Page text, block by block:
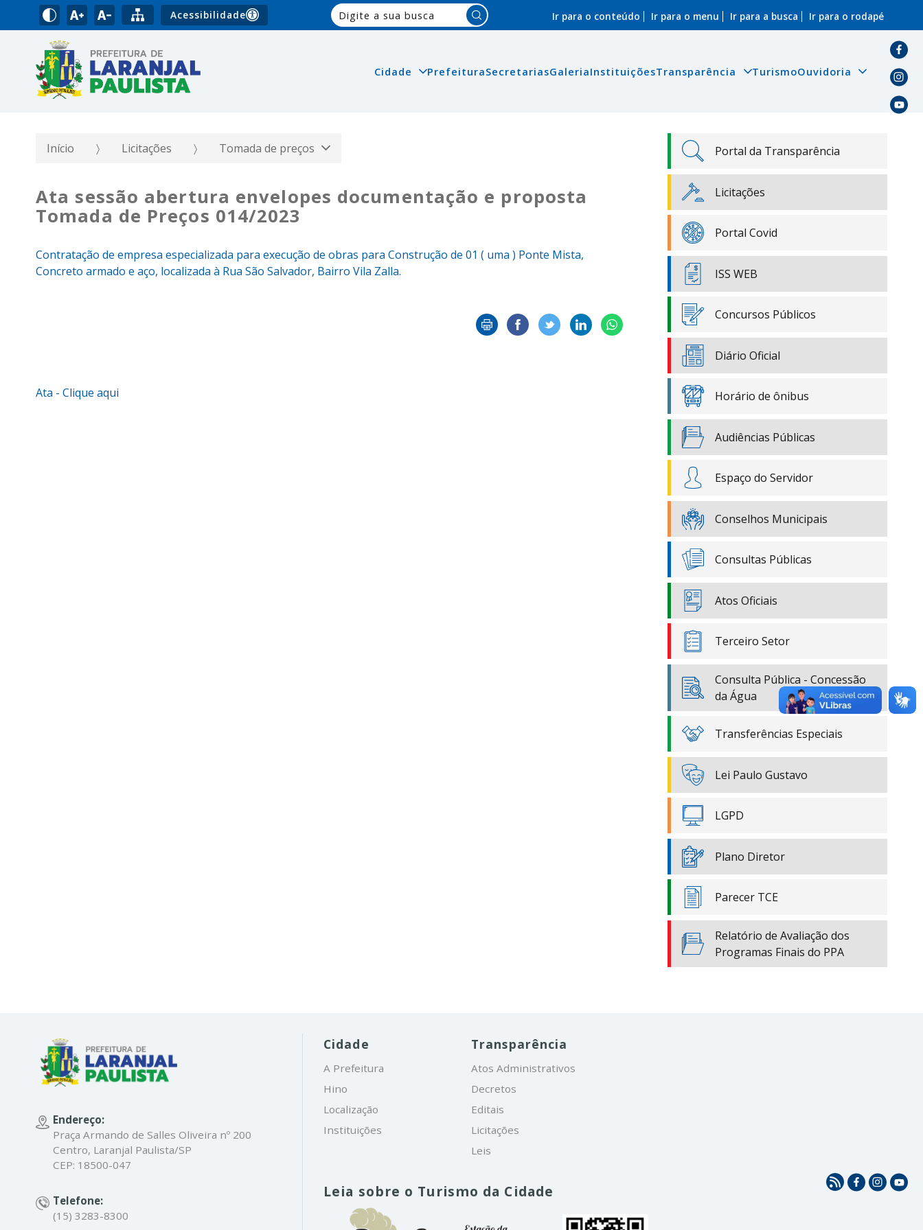
Acessibilidade Pesquisar: Ir para o conteúdo Ir para o menu Ir para a busca Ir para o rodapé
Cidade PrefeituraSecretariasGaleriaInstituiçõesTransparência TurismoOuvidoria
Início Licitações Tomada de preços
Ata sessão abertura envelopes documentação e proposta
Tomada de Preços 014/2023
Contratação de empresa especializada para execução de obras para Construção de 01 ( uma ) Ponte Mista,
Concreto armado e aço, localizada à Rua São Salvador, Bairro Vila Zalla.
Ata - Clique aqui
Portal da Transparência
Licitações
Portal Covid
ISS WEB
Concursos Públicos
Diário Oficial
Horário de ônibus
Audiências Públicas
Espaço do Servidor
Conselhos Municipais
Consultas Públicas
Atos Oficiais
Terceiro Setor
Consulta Pública - Concessão
da Água
Transferências Especiais
Lei Paulo Gustavo
LGPD
Plano Diretor
Parecer TCE
Relatório de Avaliação dos
Programas Finais do PPA
Endereço:
Praça Armando de Salles Oliveira nº 200
Centro, Laranjal Paulista/SP
CEP: 18500-047
Telefone:
(15) 3283-8300
Cidade
A Prefeitura
Hino
Localização
Instituições
Transparência
Atos Administrativos
Decretos
Editais
Licitações
Leis
Leia sobre o Turismo da Cidade